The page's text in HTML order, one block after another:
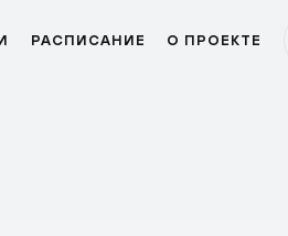
РАСПИСАНИЕ О ПРОЕКТЕ